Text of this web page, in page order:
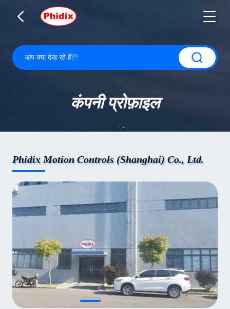
कंपनी प्रोफ़ाइल
Phidix Motion Controls (Shanghai) Co., Ltd.